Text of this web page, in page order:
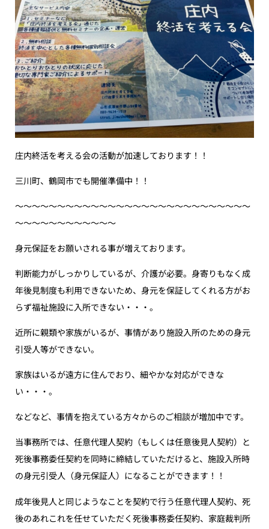
庄内終活を考える会の活動が加速しております！！
三川町、鶴岡市でも開催準備中！！
〜〜〜〜〜〜〜〜〜〜〜〜〜〜〜〜〜〜〜〜〜〜〜〜〜〜〜〜
〜〜〜〜〜〜〜〜〜〜〜〜
身元保証をお願いされる事が増えております。
判断能力がしっかりしているが、介護が必要。身寄りもなく成
年後見制度も利用できないため、身元を保証してくれる方がお
らず福祉施設に入所できない・・・。
近所に親類や家族がいるが、事情があり施設入所のための身元
引受人等ができない。
家族はいるが遠方に住んでおり、細やかな対応ができな
い・・・。
などなど、事情を抱えている方々からのご相談が増加中です。
当事務所では、任意代理人契約（もしくは任意後見人契約）と
死後事務委任契約を同時に締結していただけると、施設入所時
の身元引受人（身元保証人）になることができます！！
成年後見人と同じようなことを契約で行う任意代理人契約、死
後のあれこれを任せていただく死後事務委任契約、家庭裁判所